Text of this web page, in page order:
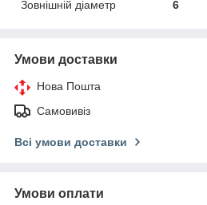
Зовнішній діаметр
6
Умови доставки
Нова Пошта
Самовивіз
Всі умови доставки
Умови оплати